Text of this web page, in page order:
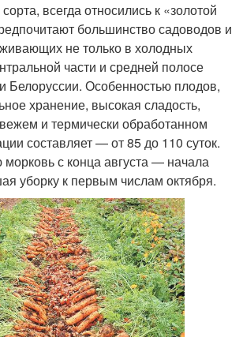
всегда относились к «золотой
большинство садоводов и
не только в холодных
части и средней полосе
Белоруссии. Особенностью плодов,
хранение, высокая сладость,
и термически обработанном
составляет — от 85 до 110 суток.
с конца августа — начала
уборку к первым числам октября.